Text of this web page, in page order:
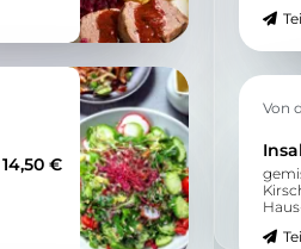
14,50 €
Von